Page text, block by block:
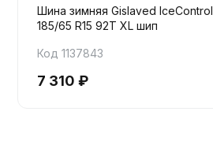
Шина зимняя Gislaved IceControl
185/65 R15 92T XL шип
Код 1137843
7 310 ₽